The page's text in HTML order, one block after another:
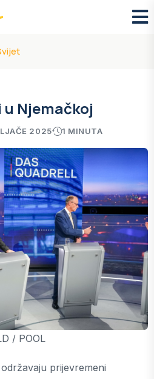
Njemačkoj
2025 1 MINUTA
/ POOL
prijevremeni